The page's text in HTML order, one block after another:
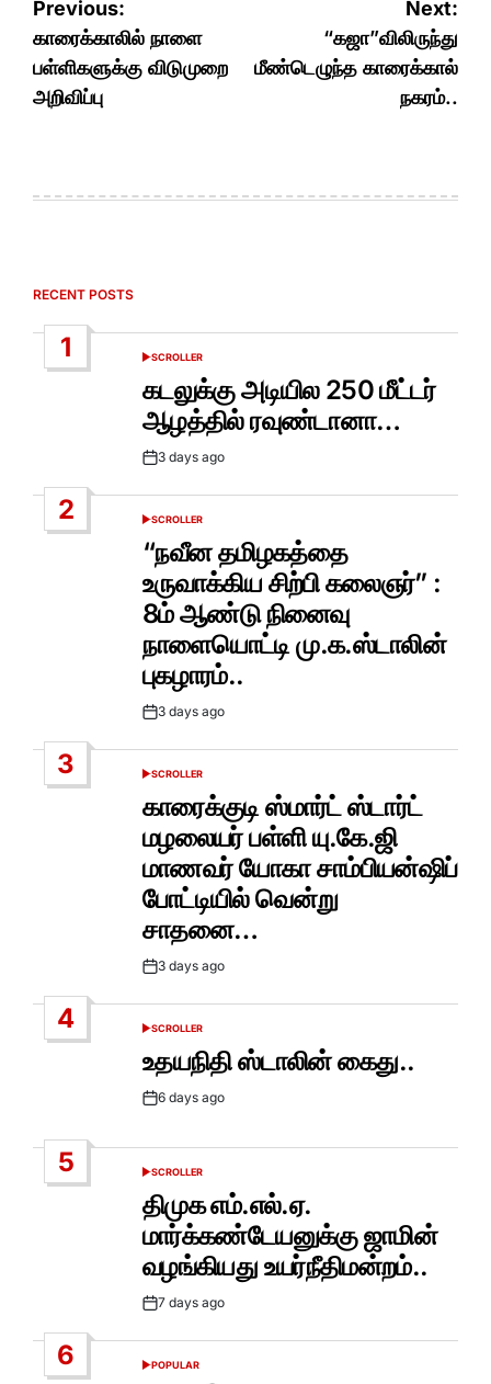
Post
navigation
Previous:
காரைக்காலில் நாளை
பள்ளிகளுக்கு விடுமுறை
அறிவிப்பு
Next:
“கஜா”விலிருந்து
மீண்டெழுந்த காரைக்கால்
நகரம்..
RECENT POSTS
1
POSTED
SCROLLER
கடலுக்கு அடியில 250 மீட்டர்
ஆழத்தில் ரவுண்டானா…
Post3 days ago
2
POSTED
IN
SCROLLER
“நவீன தமிழகத்தை
உருவாக்கிய சிற்பி கலைஞர்” :
8ம் ஆண்டு நினைவு
நாளையொட்டி மு.க.ஸ்டாலின்
புகழாரம்..
Post3 days ago
3
POSTED
SCROLLER
காரைக்குடி ஸ்மார்ட் ஸ்டார்ட்
மழலையர் பள்ளி யு.கே.ஜி
மாணவர் யோகா சாம்பியன்ஷிப்
போட்டியில் வென்று
சாதனை…
Post3 days ago
4
POSTED
SCROLLER
உதயநிதி ஸ்டாலின் கைது..
Post6 days ago
5
POSTED
SCROLLER
திமுக எம்.எல்.ஏ.
மார்க்கண்டேயனுக்கு ஜாமின்
வழங்கியது உயர்நீதிமன்றம்..
Post7 days ago
6
POSTED
POPULAR